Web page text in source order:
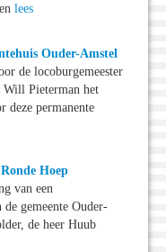
lees
Ouder-Amstel
de locoburgemeester
Will Pieterman het
deze permanente
Hoep
van een
gemeente Ouder-
de heer Huub